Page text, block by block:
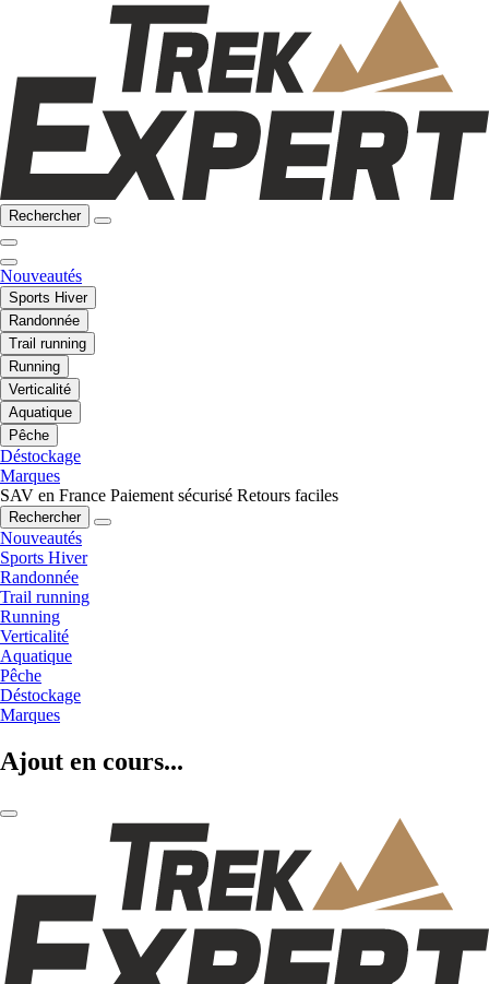
Rechercher
Nouveautés
Sports Hiver
Randonnée
Trail running
Running
Verticalité
Aquatique
Pêche
Déstockage
Marques
SAV en France Paiement sécurisé Retours faciles
Rechercher
Nouveautés
Sports Hiver
Randonnée
Trail running
Running
Verticalité
Aquatique
Pêche
Déstockage
Marques
Ajout en cours...